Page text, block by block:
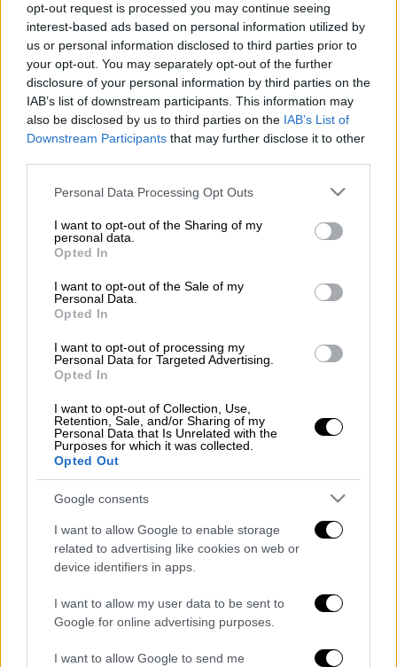
opt-out request is processed you may continue seeing
interest-based ads based on personal information utilized by
us or personal information disclosed to third parties prior to
your opt-out. You may separately opt-out of the further
disclosure of your personal information by third parties on the
IAB’s list of downstream participants. This information may
also be disclosed by us to third parties on the IAB’s List of
Downstream Participants that may further disclose it to other
Please note that this website/app uses one or more Google
not limited to your visit or usage behaviour. You may click to
grant or deny consent to Google and its third-party tags to
use your data for below specified purposes in below Google
consent section.
Personal Data Processing Opt Outs
I want to opt-out of the Sharing of my
personal data.
Opted In
I want to opt-out of the Sale of my
Personal Data.
Opted In
I want to opt-out of processing my
Personal Data for Targeted Advertising.
Opted In
I want to opt-out of Collection, Use,
Retention, Sale, and/or Sharing of my
Personal Data that Is Unrelated with the
Purposes for which it was collected.
Opted Out
Google consents
I want to allow Google to enable storage
related to advertising like cookies on web or
device identifiers in apps.
I want to allow my user data to be sent to
Google for online advertising purposes.
I want to allow Google to send me
Συναγερμός σήμανε σε χρυσοχοείο στην οδό
Καραγιώργη Σερβίας, στοΣύνταγμα, λόγω
φωτιάςστο κέντρο της Αθήνας, με την
Τροχαία να προχωράει σε κυκλοφοριακές
ρυθμίσεις στο σημείο.
Σύμφωνα με πληροφορίες τουOrange Press
Agency, η φωτιά ξέσπασε στηνοδό Θησέως
ενώ στο σημείο βρίσκονται πυροσβέστες με
ΔΙΑΒΑΣΤΕ ΕΠΙΣΗΣ
Ελλάδα|17.06.2025 15:19
Φωτιά στον Ασπρόπυργο - Ισχυροί
άνεμοι πνέουν στην περιοχή
Ελλάδα 17.06.2025 18:30
Συναγερμός στην Παλλήνη - Φωτιά
τώρα κοντά στην Αττική Οδό
Η δημοτική αστυνομία ενημερώνει
παράλληλα τους οδηγούς ότι πρέπει να
. Κατά πληροφορίες,
περίοικοι είδαν καπνούς σε στοά στον
αριθμό 13 της Θησέως και ειδοποίησαν την
Πυροσβεστική.